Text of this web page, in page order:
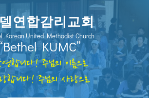
연합감리교회
Korean United Methodist Church
KUMC”
합니다! 주님의 이름으로
합니다! 주님의 사랑으로